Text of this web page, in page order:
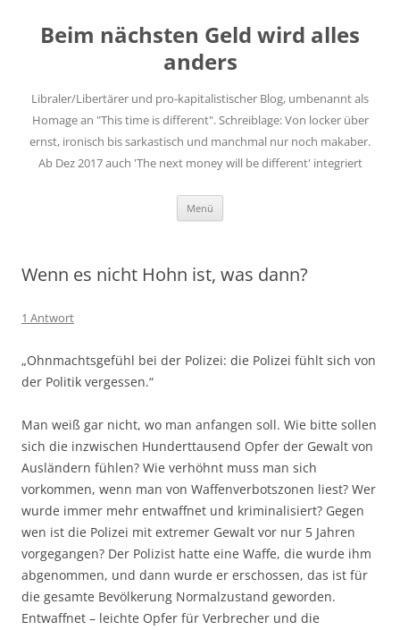
springen
Beim nächsten Geld wird alles
anders
Libraler/Libertärer und pro-kapitalistischer Blog, umbenannt als
Homage an "This time is different". Schreiblage: Von locker über
ernst, ironisch bis sarkastisch und manchmal nur noch makaber.
Ab Dez 2017 auch 'The next money will be different' integriert
Menü
Wenn es nicht Hohn ist, was dann?
1 Antwort
„Ohnmachtsgefühl bei der Polizei: die Polizei fühlt sich von
der Politik vergessen.“
Man weiß gar nicht, wo man anfangen soll. Wie bitte sollen
sich die inzwischen Hunderttausend Opfer der Gewalt von
Ausländern fühlen? Wie verhöhnt muss man sich
vorkommen, wenn man von Waffenverbotszonen liest? Wer
wurde immer mehr entwaffnet und kriminalisiert? Gegen
wen ist die Polizei mit extremer Gewalt vor nur 5 Jahren
vorgegangen? Der Polizist hatte eine Waffe, die wurde ihm
abgenommen, und dann wurde er erschossen, das ist für
die gesamte Bevölkerung Normalzustand geworden.
Entwaffnet – leichte Opfer für Verbrecher und die